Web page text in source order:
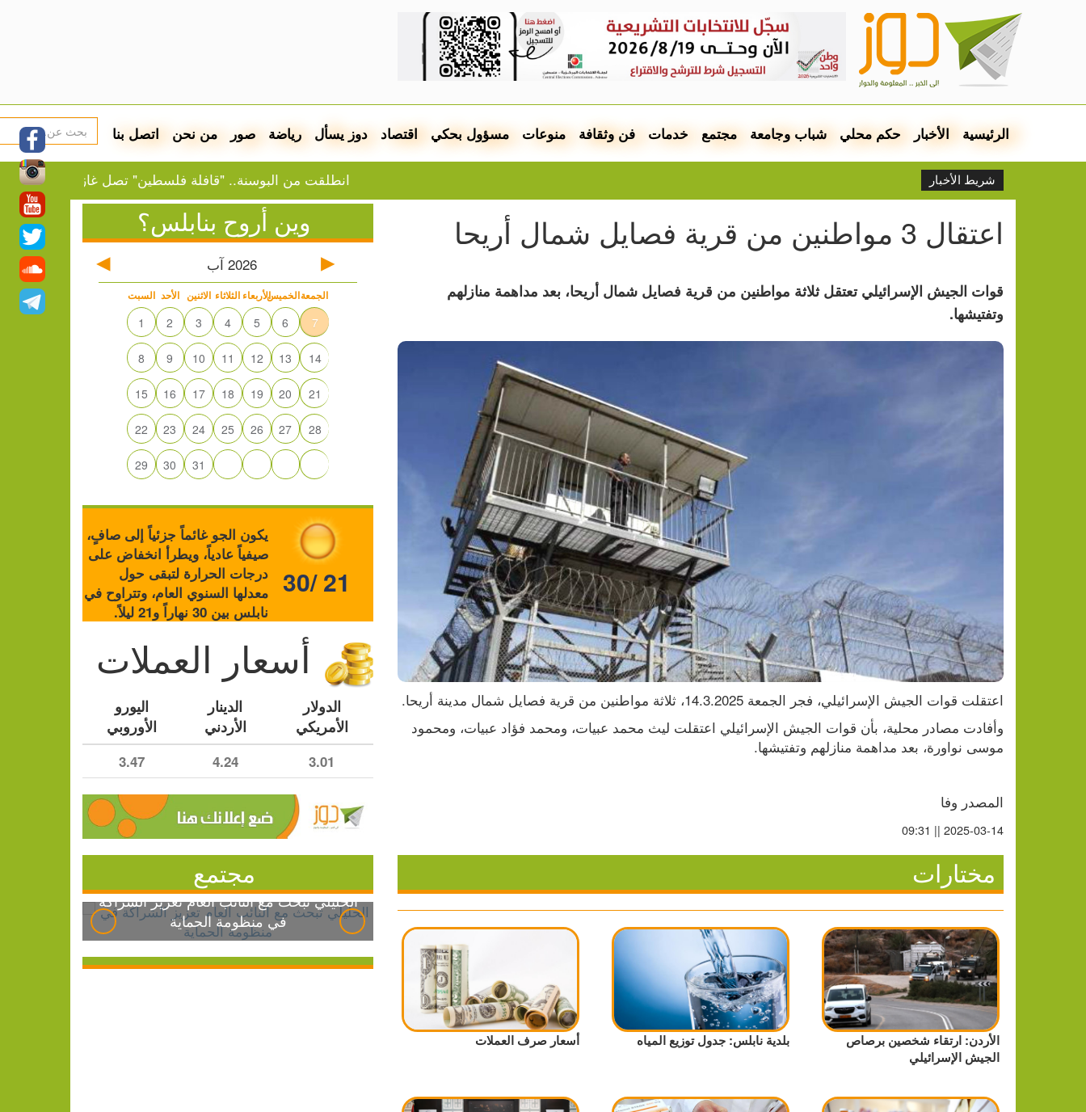
الرئيسية الأخبار حكم محلي شباب وجامعة مجتمع خدمات فن وثقافة منوعات مسؤول بحكي اقتصاد دوز يسأل رياضة صور من نحن اتصل بنا
شريط الأخبار انطلقت من البوسنة.. "قافلة فلسطين" تصل غازي عنتاب النفط
اعتقال 3 مواطنين من قرية فصايل شمال أريحا
قوات الجيش الإسرائيلي تعتقل ثلاثة مواطنين من قرية فصايل شمال أريحا، بعد مداهمة منازلهم
وتفتيشها.
اعتقلت قوات الجيش الإسرائيلي، فجر الجمعة 14.3.2025، ثلاثة مواطنين من قرية فصايل شمال مدينة أريحا.
موسى نواورة، بعد مداهمة منازلهم وتفتيشها.
المصدر وفا
2025-03-14 || 09:31
مختارات
الأردن: ارتقاء شخصين برصاص
الجيش الإسرائيلي
بلدية نابلس: جدول توزيع المياه أسعار صرف العملات
وين أروح بنابلس؟
2026 آب
السبت الأحد الاثنين الثلاثاء الأربعاءالخميسالجمعة
1 2 3 4 5 6 7
8 9 10 11 12 13 14
15 16 17 18 19 20 21
22 23 24 25 26 27 28
29 30 31
يكون الجو غائماً جزئياً إلى صافٍ،
صيفياً عادياً، ويطرأ انخفاض على
درجات الحرارة لتبقى حول
معدلها السنوي العام، وتتراوح في
نابلس بين 30 نهاراً و21 ليلاً.
30/ 21
أسعار العملات
الدولار
الأمريكي
الدينار
الأردني
اليورو
الأوروبي
3.01
4.24
3.47
مجتمع
الخليلي تبحث مع النائب العام تعزيز الشراكة
في منظومة الحماية